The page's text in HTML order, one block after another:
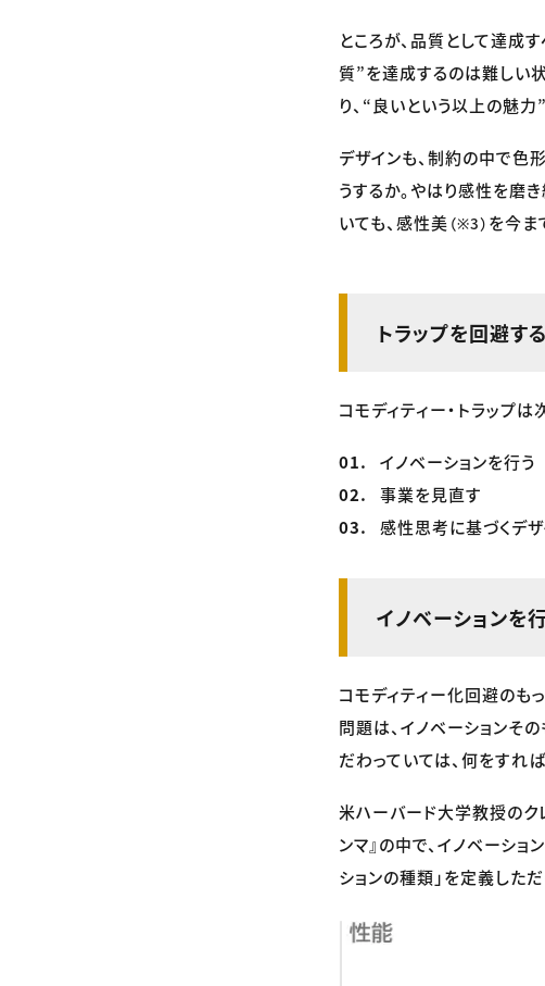
ところが、品質として達成
質”を達成するのは難しい
り、“良いという以上の魅
デザインも、制約の中で色
うするか。やはり感性を磨
いても、感性美 （※3） を今ま
トラップを回避する
コモディティー・トラップ
イノベーションを行う
事業を見直す
感性思考に基づくデ
イノベーションを
コモディティー化回避のも
問題は、イノベーションそ
だわっていては、何をすれ
米ハーバード大学教授のク
ンマ』の中で、イノベーシ
ションの種類」を定義した